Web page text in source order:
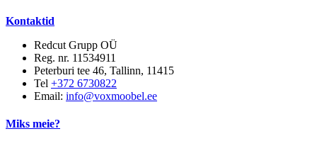
Kontaktid
Redcut Grupp OÜ
Reg. nr. 11534911
Peterburi tee 46, Tallinn, 11415
Tel +372 6730822
Email: info@voxmoobel.ee
Miks meie?